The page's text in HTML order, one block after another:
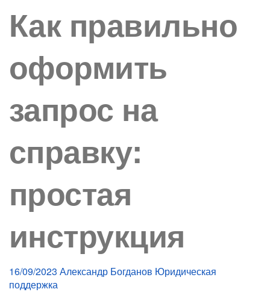
Как правильно
оформить
запрос на
справку:
простая
инструкция
16/09/2023 Александр Богданов Юридическая
поддержка